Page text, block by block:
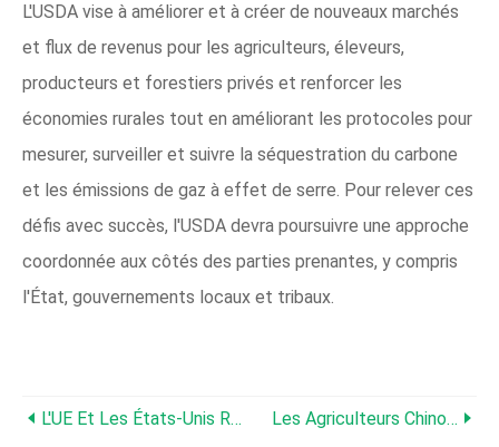
L'USDA vise à améliorer et à créer de nouveaux marchés
et flux de revenus pour les agriculteurs, éleveurs,
producteurs et forestiers privés et renforcer les
économies rurales tout en améliorant les protocoles pour
mesurer, surveiller et suivre la séquestration du carbone
et les émissions de gaz à effet de serre. Pour relever ces
défis avec succès, l'USDA devra poursuivre une approche
coordonnée aux côtés des parties prenantes, y compris
l'État, gouvernements locaux et tribaux.
L'UE Et Les États-Unis Rejoignent Le Global Methane Pledge Avant La Conférence COP 26 Les Agriculteurs Chinois Font Face À Plus De Douleur Alors Que La Crise De L'électricité Fait Grimper Les Coûts Des Aliments Pour Animaux